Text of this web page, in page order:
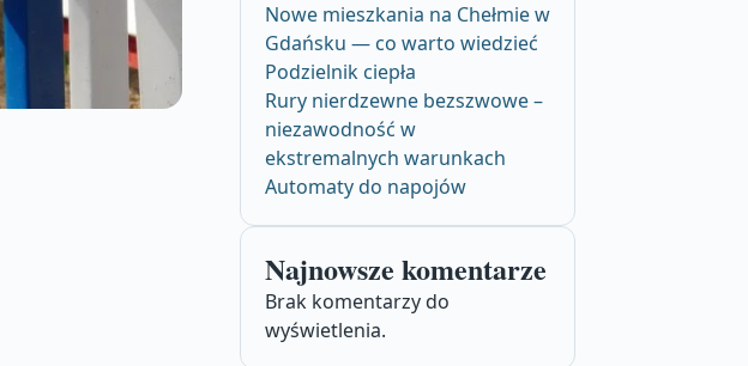
Nowe mieszkania na Chełmie w
Gdańsku — co warto wiedzieć
Podzielnik ciepła
Rury nierdzewne bezszwowe –
niezawodność w
ekstremalnych warunkach
Automaty do napojów
Najnowsze komentarze
Brak komentarzy do
wyświetlenia.